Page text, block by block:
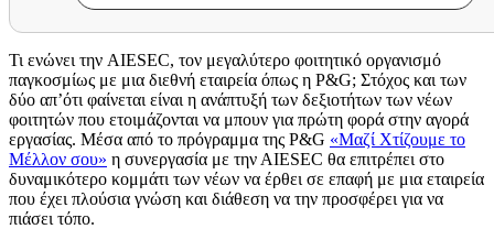
Τι ενώνει την AIESEC, τον μεγαλύτερο φοιτητικό οργανισμό
παγκοσμίως με μια διεθνή εταιρεία όπως η P&G; Στόχος και των
δύο απ’ότι φαίνεται είναι η ανάπτυξή των δεξιοτήτων των νέων
φοιτητών που ετοιμάζονται να μπουν για πρώτη φορά στην αγορά
εργασίας. Μέσα από το πρόγραμμα της P&G «Μαζί Χτίζουμε το
Μέλλον σου» η συνεργασία με την ΑΙΕSEC θα επιτρέπει στο
δυναμικότερο κομμάτι των νέων να έρθει σε επαφή με μια εταιρεία
που έχει πλούσια γνώση και διάθεση να την προσφέρει για να
πιάσει τόπο.